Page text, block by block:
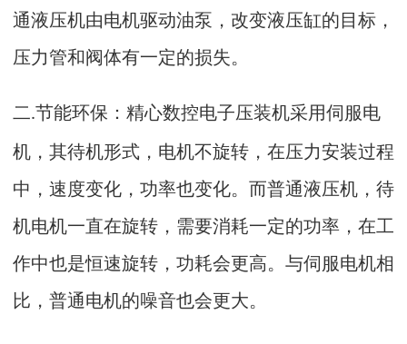
通液压机由电机驱动油泵，改变液压缸的目标，
压力管和阀体有一定的损失。
二.节能环保：精心数控电子压装机采用伺服电
机，其待机形式，电机不旋转，在压力安装过程
中，速度变化，功率也变化。而普通液压机，待
机电机一直在旋转，需要消耗一定的功率，在工
作中也是恒速旋转，功耗会更高。与伺服电机相
比，普通电机的噪音也会更大。